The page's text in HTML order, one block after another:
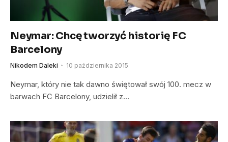
Neymar: Chcę tworzyć historię FC
Barcelony
Nikodem Daleki 10 października 2015
Neymar, który nie tak dawno świętował swój 100. mecz w
barwach FC Barcelony, udzielił z…